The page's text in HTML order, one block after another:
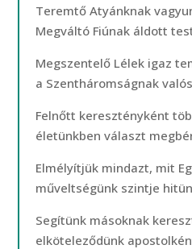
Teremtő Atyánknak
Megváltó Fiúnak áldott
Megszentelő Lélek igaz
a Szentháromságnak
Felnőtt keresztényként
életünkben választ
Elmélyítjük mindazt, mit
műveltségünk szintje
Segítünk másoknak
elköteleződünk